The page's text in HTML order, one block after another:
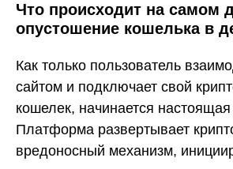
Что происходит на самом
опустошение кошелька в
Как только пользователь
сайтом и подключает свой
кошелек, начинается настоящая
Платформа развертывает
вредоносный механизм,